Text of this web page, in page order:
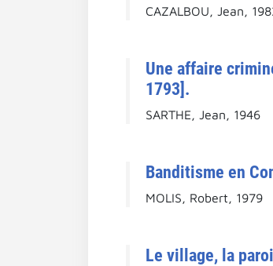
CAZALBOU, Jean,
Une affaire
1793].
SARTHE, Jean, 1946
Banditisme en
MOLIS, Robert, 1979
Le village, la